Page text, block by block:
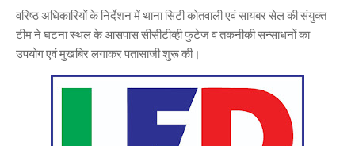
वरिष्ठ अधिकारियों के निर्देशन में थाना सिटी कोतवाली एवं सायबर सेल की संयुक्त
टीम ने घटना स्थल के आसपास सीसीटीव्ही फुटेज व तकनीकी सन्साधनों का
उपयोग एवं मुखबिर लगाकर पतासाजी शुरू की।